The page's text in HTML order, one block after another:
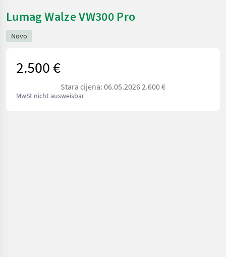
Lumag Walze VW300 Pro
Novo
2.500 €
Stara cijena: 06.05.2026 2.600 €
MwSt nicht ausweisbar